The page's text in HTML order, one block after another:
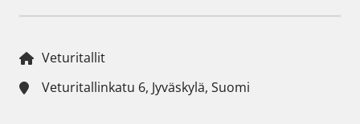
Veturitallit
Veturitallinkatu 6, Jyväskylä, Suomi